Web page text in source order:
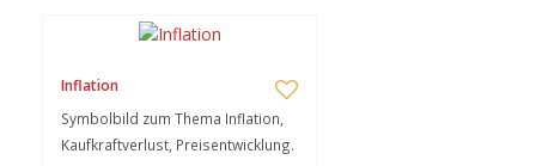
Inflation
Symbolbild zum Thema Inflation,
Kaufkraftverlust, Preisentwicklung.